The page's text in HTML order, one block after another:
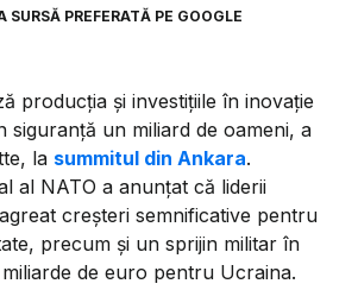
SURSĂ PREFERATĂ PE GOOGLE
producția și investițiile în inovație
siguranță un miliard de oameni, a
la summitul din Ankara.
al NATO a anunțat că liderii
creșteri semnificative pentru
precum și un sprijin militar în
de euro pentru Ucraina.